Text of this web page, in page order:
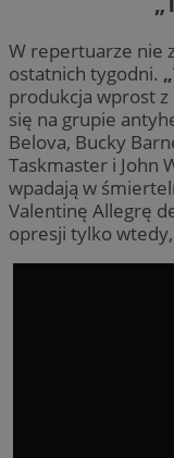
W repertuarze nie
ostatnich tygodni.
produkcja wprost
się na grupie
Belova, Bucky
Taskmaster i John
wpadają w
Valentinę Allegrę
opresji tylko